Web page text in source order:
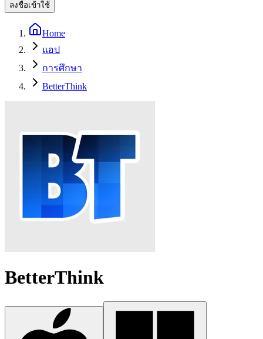
ลงชื่อเข้าใช้
Home
แอป
การศึกษา
BetterThink
BetterThink